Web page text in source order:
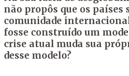
não propôs que os países
comunidade
fosse construído um
crise atual muda sua
desse modelo?